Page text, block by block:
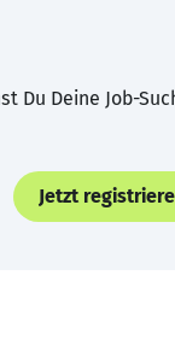
Du Deine Job-
Jetzt